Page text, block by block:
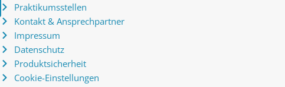
Praktikumsstellen
Kontakt & Ansprechpartner
Impressum
Datenschutz
Produktsicherheit
Cookie-Einstellungen